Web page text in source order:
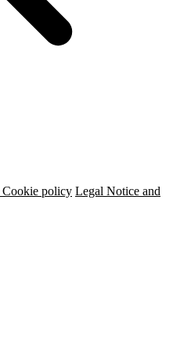
Cookie policy Legal Notice and